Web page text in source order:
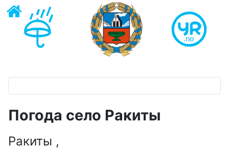
Погода село Ракиты
Ракиты ,